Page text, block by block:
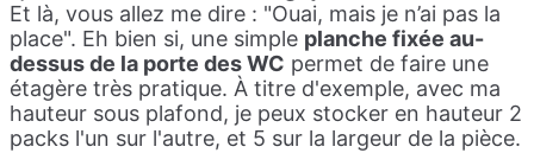
Et là, vous allez me dire : "Ouai, mais je n’ai pas la
place". Eh bien si, une simple planche fixée au-
dessus de la porte des WC permet de faire une
étagère très pratique. À titre d'exemple, avec ma
hauteur sous plafond, je peux stocker en hauteur 2
packs l'un sur l'autre, et 5 sur la largeur de la pièce.